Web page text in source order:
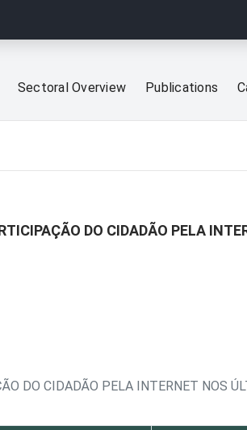
Sectoral Overview Publications
DO CIDADÃO PELA
DO CIDADÃO PELA INTERNET NOS